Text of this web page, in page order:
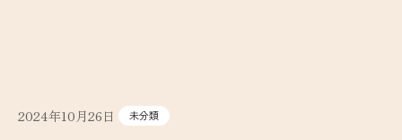
2024年10月26日 未分類